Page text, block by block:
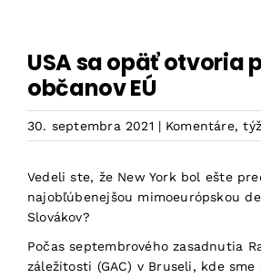
USA sa opäť otvoria
občanov EÚ
30. septembra 2021 | Komentáre,
Vedeli ste, že New York bol ešte
najobľúbenejšou mimoeurópskou
Slovákov?
Počas septembrového zasadnutia
záležitosti (GAC) v Bruseli, kde